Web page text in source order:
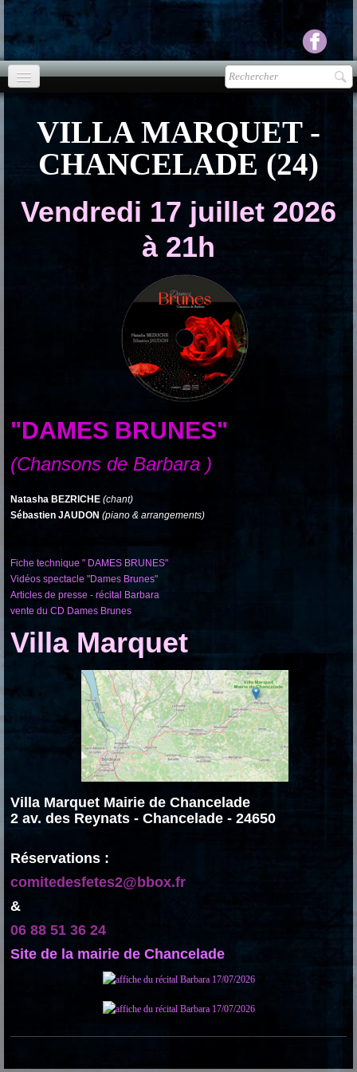
agenda
Presse ▼
Ecouter Voir ▼
VILLA MARQUET -
CHANCELADE (24)
Vendredi 17 juillet 2026
à 21h
"DAMES BRUNES"
(Chansons de Barbara )
Natasha BEZRICHE (chant)
Sébastien JAUDON (piano & arrangements)
Fiche technique " DAMES BRUNES"
Vidéos spectacle "Dames Brunes"
Articles de presse - récital Barbara
vente du CD Dames Brunes
Villa Marquet
Villa Marquet Mairie de Chancelade
2 av. des Reynats - Chancelade - 24650
Réservations :
comitedesfetes2@bbox.fr
&
06 88 51 36 24
Site de la mairie de Chancelade